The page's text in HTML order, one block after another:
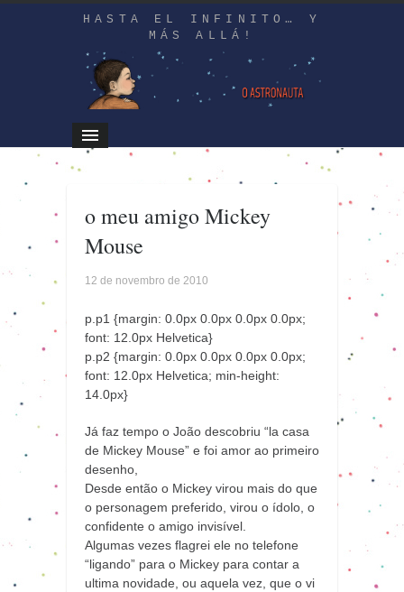
HASTA EL INFINITO… Y
MÁS ALLÁ!
o meu amigo Mickey
Mouse
12 de novembro de 2010
p.p1 {margin: 0.0px 0.0px 0.0px 0.0px;
font: 12.0px Helvetica}
p.p2 {margin: 0.0px 0.0px 0.0px 0.0px;
font: 12.0px Helvetica; min-height:
14.0px}
Já faz tempo o João descobriu “la casa
de Mickey Mouse” e foi amor ao primeiro
desenho,
Desde então o Mickey virou mais do que
o personagem preferido, virou o ídolo, o
confidente o amigo invisível.
Algumas vezes flagrei ele no telefone
“ligando” para o Mickey para contar a
ultima novidade, ou aquela vez, que o vi